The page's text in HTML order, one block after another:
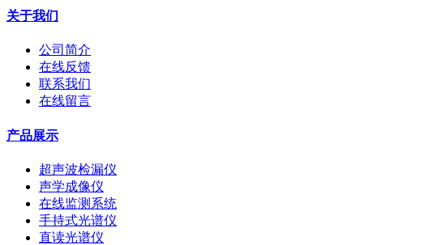
关于我们
公司简介
在线反馈
联系我们
在线留言
产品展示
超声波检漏仪
声学成像仪
在线监测系统
手持式光谱仪
直读光谱仪